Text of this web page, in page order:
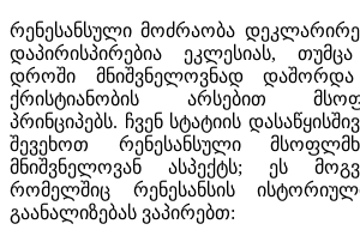
რენესანსული მოძრაობა
დაპირისპირებია ეკლესიას,
დროში მნიშვნელოვნად დაშორდა
ქრისტიანობის არსებით
პრინციპებს. ჩვენ სტატიის
შევეხოთ რენესანსული
მნიშვნელოვან ასპექტს; ეს
რომელშიც რენესანსის
გაანალიზებას ვაპირებთ: